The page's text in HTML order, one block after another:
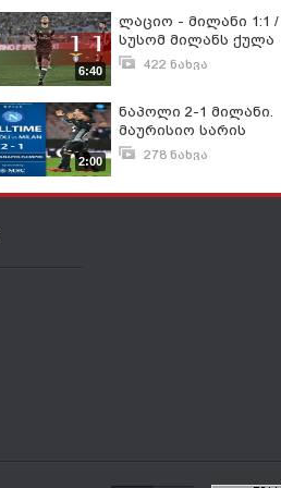
6:40
ლაციო - მილანი 1:1 /
სუსომ მილანს ქულა
გადაურჩინა
422 ნახვა
2:00
ნაპოლი 2-1 მილანი.
მაურისიო სარის
ბიჭებმა მილანს 3
278 ნახვა